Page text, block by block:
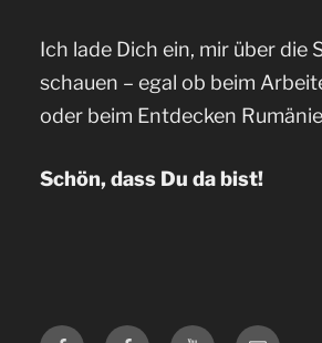
Ich lade Dich ein, mir über die
schauen – egal ob beim
oder beim Entdecken
Schön, dass Du da bist!